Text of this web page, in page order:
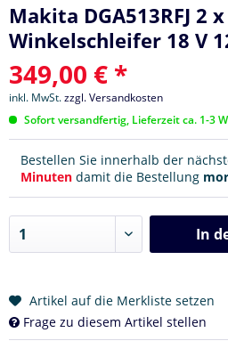
Makita DGA513RFJ 2
Winkelschleifer 18 V
349,00 € *
inkl. MwSt.zzgl. Versandkosten
Sofort versandfertig, Lieferzeit ca. 1-3
Bestellen Sie innerhalb der
Minuten damit die Bestellung
In
Artikel auf die Merkliste setzen
Frage zu diesem Artikel stellen